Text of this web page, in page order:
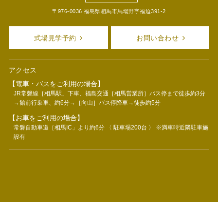
〒976-0036 福島県相馬市馬場野字福迫391-2
式場見学予約 お問い合わせ
アクセス
【電車・バスをご利用の場合】
JR常磐線［相馬駅」下車、福島交通［相馬営業所］バス停まで徒歩約3分
→館前行乗車、約6分→［向山］バス停降車→徒歩約5分
【お車をご利用の場合】
常磐自動車道［相馬IC」より約6分 〈 駐車場200台 〉 ※満車時近隣駐車施
設有